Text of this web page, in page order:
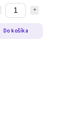
Do košíka